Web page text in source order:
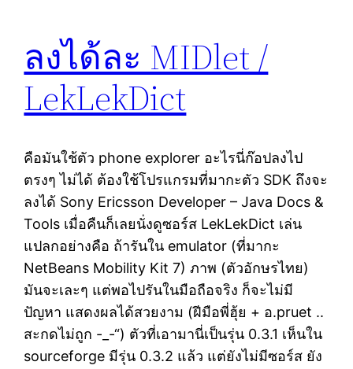
ลงได้ละ MIDlet /
LekLekDict
คือมันใช้ตัว phone explorer อะไรนี่ก๊อปลงไป
ตรงๆ ไม่ได้ ต้องใช้โปรแกรมที่มากะตัว SDK ถึงจะ
ลงได้ Sony Ericsson Developer – Java Docs &
Tools เมื่อคืนก็เลยนั่งดูซอร์ส LekLekDict เล่น
แปลกอย่างคือ ถ้ารันใน emulator (ที่มากะ
NetBeans Mobility Kit 7) ภาพ (ตัวอักษรไทย)
มันจะเละๆ แต่พอไปรันในมือถือจริง ก็จะไม่มี
ปัญหา แสดงผลได้สวยงาม (ฝีมือพี่ฮุ้ย + อ.pruet ..
สะกดไม่ถูก -_-“) ตัวที่เอามานี่เป็นรุ่น 0.3.1 เห็นใน
sourceforge มีรุ่น 0.3.2 แล้ว แต่ยังไม่มีซอร์ส ยัง